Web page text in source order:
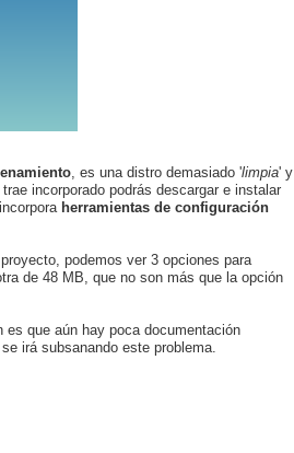
, es una distro demasiado 'limpia' y
trae incorporado podrás descargar e instalar
herramientas de configuración
podemos ver 3 opciones para
de 48 MB, que no son más que la opción
que aún hay poca documentación
irá subsanando este problema.